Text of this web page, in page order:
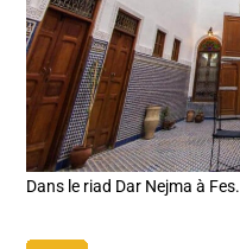
Dans le riad Dar Nejma à Fes.